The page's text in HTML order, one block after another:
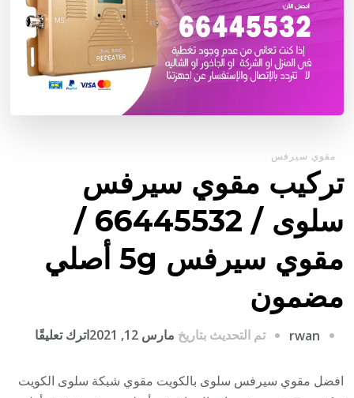
مقوي سيرفس
تركيب مقوي سيرفس
سلوى / 66445532 /
مقوي سيرفس 5g أصلي
مضمون
rwan تم التحديث بتاريخ مارس 12, 2021 اترك تعليقًا
مقوي
افضل مقوي سيرفس سلوى بالكويت مقوي شبكة سلوى الكويت